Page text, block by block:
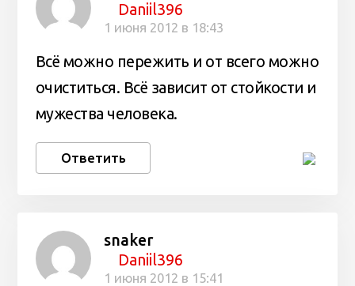
Daniil396
1 июня 2012 в 18:43
Всё можно пережить и от всего можно
очиститься. Всё зависит от стойкости и
мужества человека.
Ответить
snaker
Daniil396
1 июня 2012 в 15:41